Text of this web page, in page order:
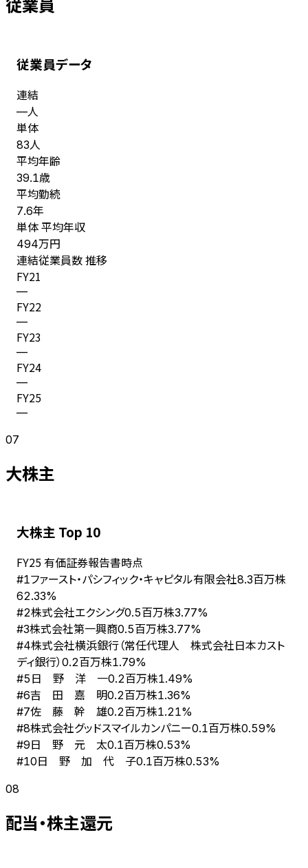
従業員データ
連結
—人
単体
83人
平均年齢
39.1歳
平均勤続
7.6年
単体 平均年収
494万円
連結従業員数 推移
FY21
—
FY22
—
FY23
—
FY24
—
FY25
—
07
大株主
大株主 Top 10
FY25 有価証券報告書時点
#1ファースト・パシフィック・キャピタル有限会社8.3百万株
62.33%
#2株式会社エクシング0.5百万株3.77%
#3株式会社第一興商0.5百万株3.77%
#4株式会社横浜銀行（常任代理人 株式会社日本カスト
ディ銀行） 0.2百万株1.79%
#5 日 野 洋 一0.2百万株1.49%
#6吉 田 嘉 明0.2百万株1.36%
#7佐 藤 幹 雄0.2百万株1.21%
#8株式会社グッドスマイルカンパニー0.1百万株0.59%
#9日 野 元 太0.1百万株0.53%
#10日 野 加 代 子0.1百万株0.53%
08
配当・株主還元